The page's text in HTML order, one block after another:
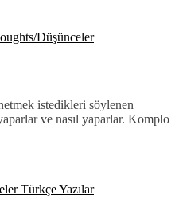
Düşünceler
istedikleri söylenen
ve nasıl yaparlar. Komplo
Türkçe Yazılar